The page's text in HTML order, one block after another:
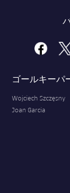
facebook
x
ゴールキーパ
Wojciech Szczęsny
Joan Garcia